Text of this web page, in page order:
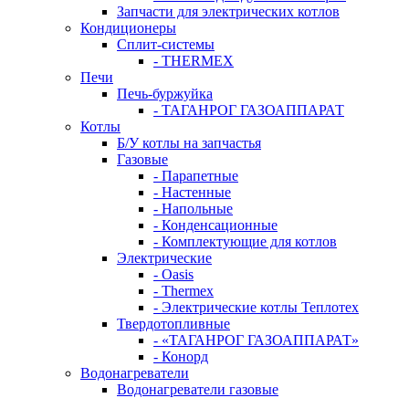
Запчасти для электрических котлов
Кондиционеры
Сплит-системы
- THERMEX
Печи
Печь-буржуйка
- ТАГАНРОГ ГАЗОАППАРАТ
Котлы
Б/У котлы на запчастья
Газовые
- Парапетные
- Настенные
- Напольные
- Конденсационные
- Комплектующие для котлов
Электрические
- Oasis
- Thermex
- Электрические котлы Теплотех
Твердотопливные
- «ТАГАНРОГ ГАЗОАППАРАТ»
- Конорд
Водонагреватели
Водонагреватели газовые